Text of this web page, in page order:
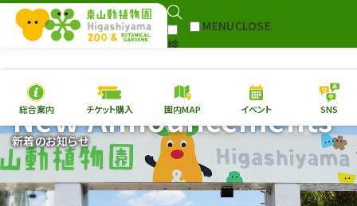
検
MENUCLOSE
本日の開園情報 チケ
園内MAP イベント
総合案内
総合案内 チケット購入 園内MAP イベント SNS
新着のお知らせ
New Announcements